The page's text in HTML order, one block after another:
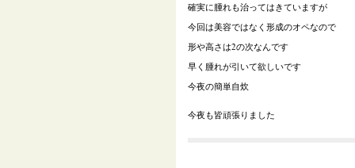
確実に腫れも治ってはきていますが
今回は美容ではなく形成のオペなので
形や高さは2の次なんです
早く腫れが引いて欲しいです
今夜の簡単自炊
今夜も皆頑張りました